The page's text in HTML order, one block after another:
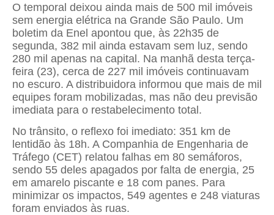
O temporal deixou ainda mais de 500 mil imóveis
sem energia elétrica na Grande São Paulo. Um
boletim da Enel apontou que, às 22h35 de
segunda, 382 mil ainda estavam sem luz, sendo
280 mil apenas na capital. Na manhã desta terça-
feira (23), cerca de 227 mil imóveis continuavam
no escuro. A distribuidora informou que mais de mil
equipes foram mobilizadas, mas não deu previsão
imediata para o restabelecimento total.
No trânsito, o reflexo foi imediato: 351 km de
lentidão às 18h. A Companhia de Engenharia de
Tráfego (CET) relatou falhas em 80 semáforos,
sendo 55 deles apagados por falta de energia, 25
em amarelo piscante e 18 com panes. Para
minimizar os impactos, 549 agentes e 248 viaturas
foram enviados às ruas.